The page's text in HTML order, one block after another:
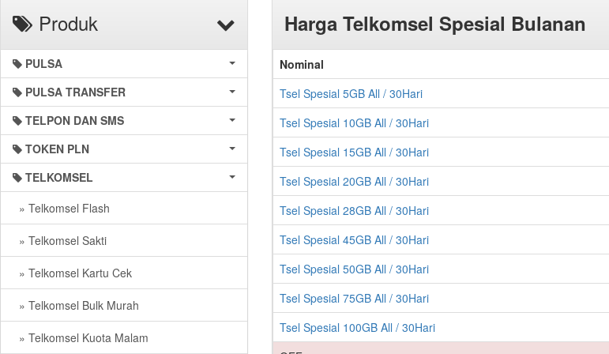
Produk
PULSA
PULSA TRANSFER
TELPON DAN SMS
TOKEN PLN
TELKOMSEL
» Telkomsel Flash
» Telkomsel Sakti
» Telkomsel Kartu Cek
» Telkomsel Bulk Murah
» Telkomsel Kuota Malam
Harga Telkomsel Spesial Bulanan
Nominal
Tsel Spesial 5GB All / 30Hari
Tsel Spesial 10GB All / 30Hari
Tsel Spesial 15GB All / 30Hari
Tsel Spesial 20GB All / 30Hari
Tsel Spesial 28GB All / 30Hari
Tsel Spesial 45GB All / 30Hari
Tsel Spesial 50GB All / 30Hari
Tsel Spesial 75GB All / 30Hari
Tsel Spesial 100GB All / 30Hari